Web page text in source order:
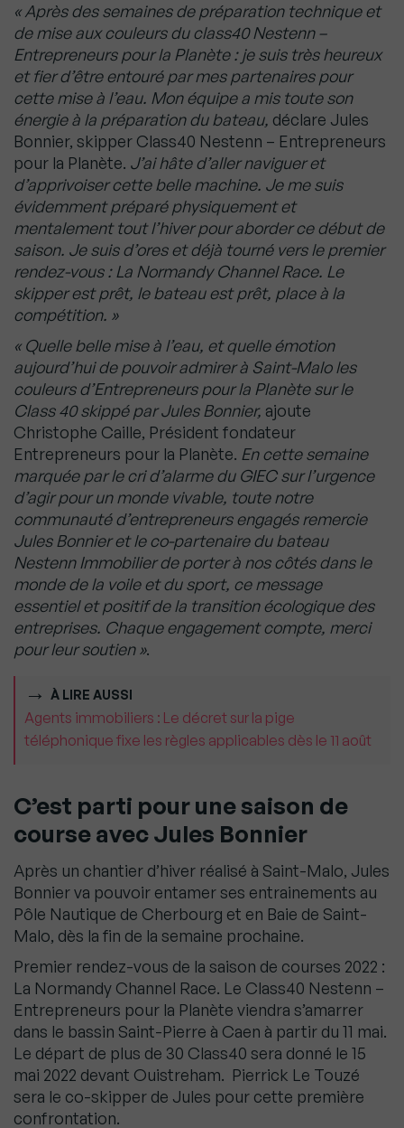
« Après des semaines de préparation technique et
de mise aux couleurs du class40 Nestenn –
Entrepreneurs pour la Planète : je suis très heureux
et fier d’être entouré par mes partenaires pour
cette mise à l’eau. Mon équipe a mis toute son
énergie à la préparation du bateau, déclare Jules
Bonnier, skipper Class40 Nestenn – Entrepreneurs
pour la Planète. J’ai hâte d’aller naviguer et
d’apprivoiser cette belle machine. Je me suis
évidemment préparé physiquement et
mentalement tout l’hiver pour aborder ce début de
saison. Je suis d’ores et déjà tourné vers le premier
rendez-vous : La Normandy Channel Race. Le
skipper est prêt, le bateau est prêt, place à la
compétition. »
« Quelle belle mise à l’eau, et quelle émotion
aujourd’hui de pouvoir admirer à Saint-Malo les
couleurs d’Entrepreneurs pour la Planète sur le
Class 40 skippé par Jules Bonnier, ajoute
Christophe Caille, Président fondateur
Entrepreneurs pour la Planète. En cette semaine
marquée par le cri d’alarme du GIEC sur l’urgence
d’agir pour un monde vivable, toute notre
communauté d’entrepreneurs engagés remercie
Jules Bonnier et le co-partenaire du bateau
Nestenn Immobilier de porter à nos côtés dans le
monde de la voile et du sport, ce message
essentiel et positif de la transition écologique des
entreprises. Chaque engagement compte, merci
pour leur soutien ».
À LIRE AUSSI
Agents immobiliers : Le décret sur la pige
téléphonique fixe les règles applicables dès le 11 août
C’est parti pour une saison de
course avec Jules Bonnier
Après un chantier d’hiver réalisé à Saint-Malo, Jules
Bonnier va pouvoir entamer ses entrainements au
Pôle Nautique de Cherbourg et en Baie de Saint-
Malo, dès la fin de la semaine prochaine.
Premier rendez-vous de la saison de courses 2022 :
La Normandy Channel Race. Le Class40 Nestenn –
Entrepreneurs pour la Planète viendra s’amarrer
dans le bassin Saint-Pierre à Caen à partir du 11 mai.
Le départ de plus de 30 Class40 sera donné le 15
mai 2022 devant Ouistreham. Pierrick Le Touzé
sera le co-skipper de Jules pour cette première
confrontation.